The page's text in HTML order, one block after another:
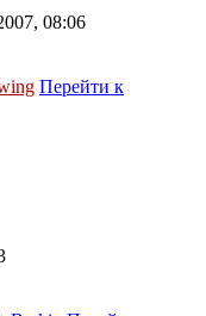
08:06
Перейти к